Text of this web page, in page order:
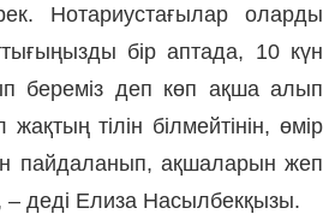
Нотариустағылар оларды
бір аптада, 10 күн
береміз деп көп ақша алып
тілін білмейтінін, өмір
пайдаланып, ақшаларын жеп
– деді Елиза Насылбекқызы.